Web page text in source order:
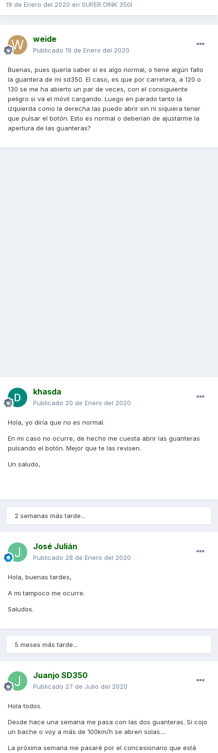
19 de Enero del 2020 en SUPER DINK 350I
weide
Publicado 19 de Enero del 2020
Buenas, pues quería saber si es algo normal, o tiene algún fallo
la guantera de mi sd350. El caso, es que por carretera, a 120 o
130 se me ha abierto un par de veces, con el consiguiente
peligro si va el móvil cargando. Luego en parado tanto la
izquierda como la derecha las puedo abrir sin ni siquiera tener
que pulsar el botón. Esto es normal o deberían de ajustarme la
apertura de las guanteras?
khasda
Publicado 20 de Enero del 2020
Hola, yo diría que no es normal.
En mi caso no ocurre, de hecho me cuesta abrir las guanteras
pulsando el botón. Mejor que te las revisen.
Un saludo,
2 semanas más tarde...
José Julián
Publicado 28 de Enero del 2020
Hola, buenas tardes,
A mi tampoco me ocurre.
Saludos.
5 meses más tarde...
Juanjo SD350
Publicado 27 de Julio del 2020
Hola todos.
Desde hace una semana me pasa con las dos guanteras. Si cojo
un bache o voy a más de 100km/h se abren solas....
La próxima semana me pasaré por el concesionario que está